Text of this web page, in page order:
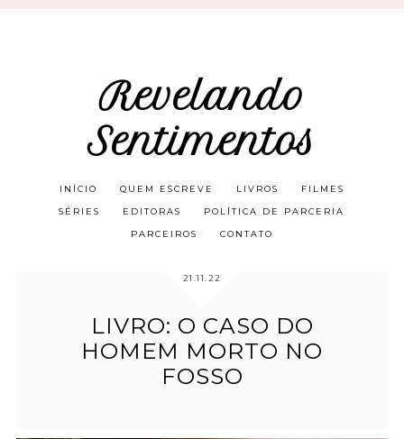
Revelando
Sentimentos
INÍCIO QUEM ESCREVE LIVROS FILMES
SÉRIES EDITORAS POLÍTICA DE PARCERIA
PARCEIROS CONTATO
21.11.22
LIVRO: O CASO DO
HOMEM MORTO NO
FOSSO